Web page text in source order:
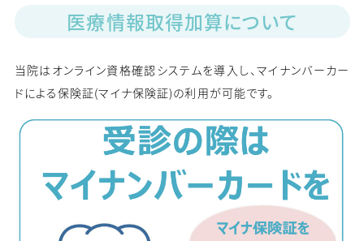
医療情報取得加算について
当院はオンライン資格確認システムを導入し、マイナンバーカー
ドによる保険証(マイナ保険証)の利用が可能です。